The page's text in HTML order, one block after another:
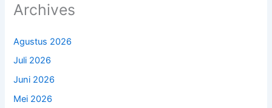
Archives
Agustus 2026
Juli 2026
Juni 2026
Mei 2026